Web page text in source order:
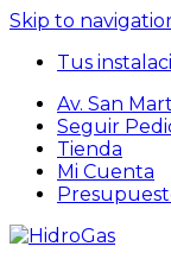
Skip to
Tus
Av. San
Seguir
Tienda
Mi Cuenta